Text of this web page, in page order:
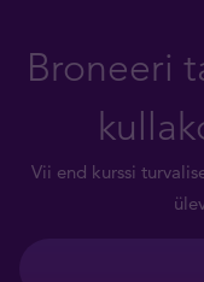
Broneeri
Vii end kurssi